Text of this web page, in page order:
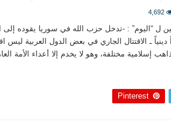
4,692
ل “اليوم” : -تدخل حزب الله في سوريا يقوده
ـ الاقتتال الجاري في بعض الدول العربية ليس
إسلامية مختلفة، وهو لا يخدم إلا أعداء الأمة
Pinterest